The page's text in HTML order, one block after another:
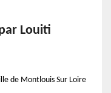
Louiti
de Montlouis Sur Loire